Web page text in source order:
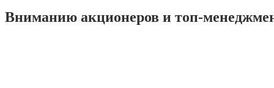
Вниманию акционеров и топ-